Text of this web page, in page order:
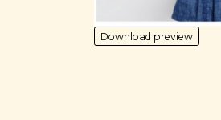
Download preview